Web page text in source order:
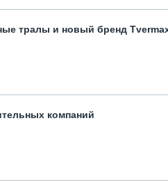
тралы и новый бренд
компаний